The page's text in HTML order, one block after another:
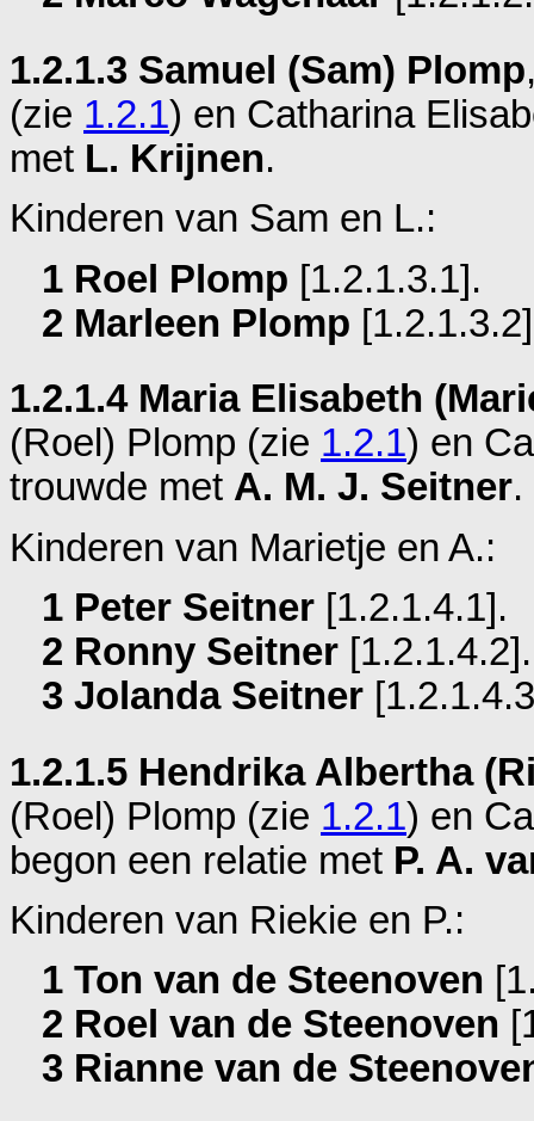
1.2.1.3 Samuel (Sam) Plomp
(zie 1.2.1) en Catharina
met L. Krijnen.
Kinderen van Sam en L.:
1 Roel Plomp [1.2.1.3.1].
2 Marleen Plomp
1.2.1.4 Maria Elisabeth
(Roel) Plomp (zie 1.2.1) en
trouwde met A. M. J. Seitner.
Kinderen van Marietje en A.:
1 Peter Seitner[1.2.1.4.1].
2 Ronny Seitner[1.2.1.4.2].
3 Jolanda Seitner
1.2.1.5 Hendrika Albertha
(Roel) Plomp (zie 1.2.1) en
begon een relatie met P. A.
Kinderen van Riekie en P.:
1 Ton van de Steenoven
2 Roel van de Steenoven
3 Rianne van de